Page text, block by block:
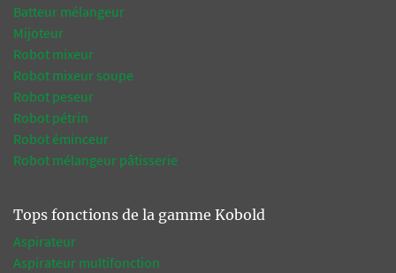
Batteur mélangeur
Mijoteur
Robot mixeur
Robot mixeur soupe
Robot peseur
Robot pétrin
Robot éminceur
Robot mélangeur pâtisserie
Tops fonctions de la gamme Kobold
Aspirateur
Aspirateur multifonction